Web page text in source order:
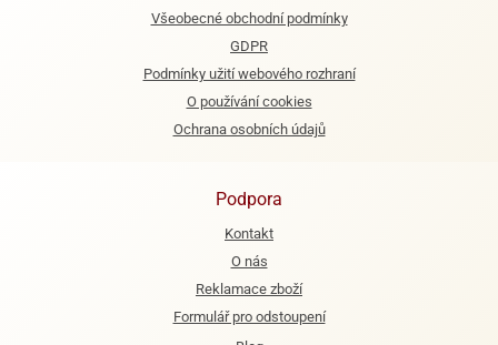
Všeobecné obchodní podmínky
GDPR
Podmínky užití webového rozhraní
O používání cookies
Ochrana osobních údajů
Podpora
Kontakt
O nás
Reklamace zboží
Formulář pro odstoupení